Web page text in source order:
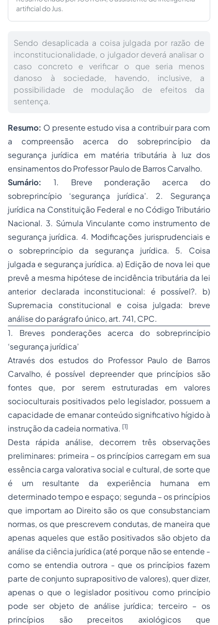
artificial do Jus.
Sendo desaplicada a coisa julgada por razão de
inconstitucionalidade, o julgador deverá analisar o
caso concreto e verificar o que seria menos
danoso à sociedade, havendo, inclusive, a
possibilidade de modulação de efeitos da
sentença.
Resumo: O presente estudo visa a contribuir para com
a compreensão acerca do sobreprincípio da
segurança jurídica em matéria tributária à luz dos
ensinamentos do Professor Paulo de Barros Carvalho.
Sumário: 1. Breve ponderação acerca do
sobreprincípio ‘segurança jurídica’. 2. Segurança
jurídica na Constituição Federal e no Código Tributário
Nacional. 3. Súmula Vinculante como instrumento de
segurança jurídica. 4. Modificações jurisprudenciais e
o sobreprincípio da segurança jurídica. 5. Coisa
julgada e segurança jurídica. a) Edição de nova lei que
prevê a mesma hipótese de incidência tributária da lei
anterior declarada inconstitucional: é possível?. b)
Supremacia constitucional e coisa julgada: breve
análise do parágrafo único, art. 741, CPC.
1. Breves ponderações acerca do sobreprincípio
‘segurança jurídica’
Através dos estudos do Professor Paulo de Barros
Carvalho, é possível depreender que princípios são
fontes que, por serem estruturadas em valores
socioculturais positivados pelo legislador, possuem a
capacidade de emanar conteúdo significativo hígido à
instrução da cadeia normativa. [1]
Desta rápida análise, decorrem três observações
preliminares: primeira – os princípios carregam em sua
essência carga valorativa social e cultural, de sorte que
é um resultante da experiência humana em
determinado tempo e espaço; segunda – os princípios
que importam ao Direito são os que consubstanciam
normas, os que prescrevem condutas, de maneira que
apenas aqueles que estão positivados são objeto da
análise da ciência jurídica (até porque não se entende -
como se entendia outrora - que os princípios fazem
parte de conjunto suprapositivo de valores), quer dizer,
apenas o que o legislador positivou como princípio
pode ser objeto de análise jurídica; terceiro – os
princípios são preceitos axiológicos que